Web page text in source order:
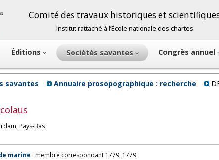
Comité des travaux historiques et scientifiques
Institut rattaché à l’École nationale des chartes
Éditions Sociétés savantes Congrès annuel
savantes Annuaire prosopographique : recherche
Pays-Bas
marine : membre correspondant 1779, 1779